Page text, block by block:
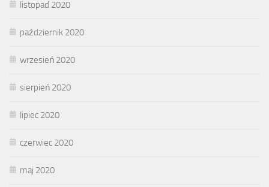
listopad 2020
październik 2020
wrzesień 2020
sierpień 2020
lipiec 2020
czerwiec 2020
maj 2020